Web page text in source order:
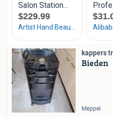
kappers
Bieden
Meppel